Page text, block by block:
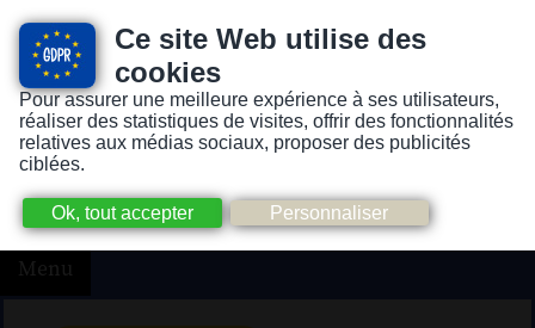
Ce site Web utilise des
cookies
Pour assurer une meilleure expérience à ses utilisateurs,
réaliser des statistiques de visites, offrir des fonctionnalités
relatives aux médias sociaux, proposer des publicités
ciblées.
Version pour personnes mal-voyantes ou non-voyantes
Menu